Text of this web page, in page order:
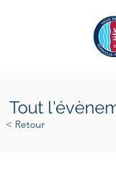
Tout
< Retour